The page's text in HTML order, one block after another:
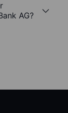
AG?